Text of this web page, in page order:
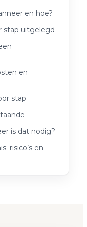
en hoe?
stap uitgelegd
en
stap
is dat nodig?
risico’s en